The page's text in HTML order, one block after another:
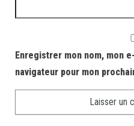
Enregistrer mon nom, mon
navigateur pour mon